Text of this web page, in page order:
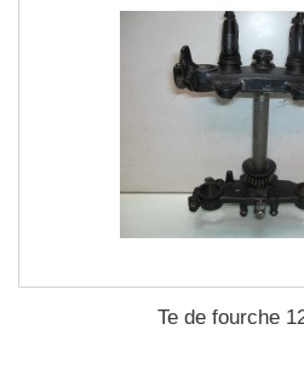
Te de fourche